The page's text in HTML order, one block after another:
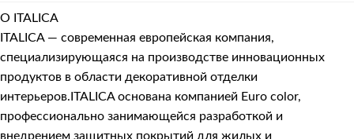
О ITALICA
ITALICA — современная европейская компания,
специализирующаяся на производстве инновационных
продуктов в области декоративной отделки
интерьеров.ITALICA основана компанией Euro color,
профессионально занимающейся разработкой и
внедрением защитных покрытий для жилых и